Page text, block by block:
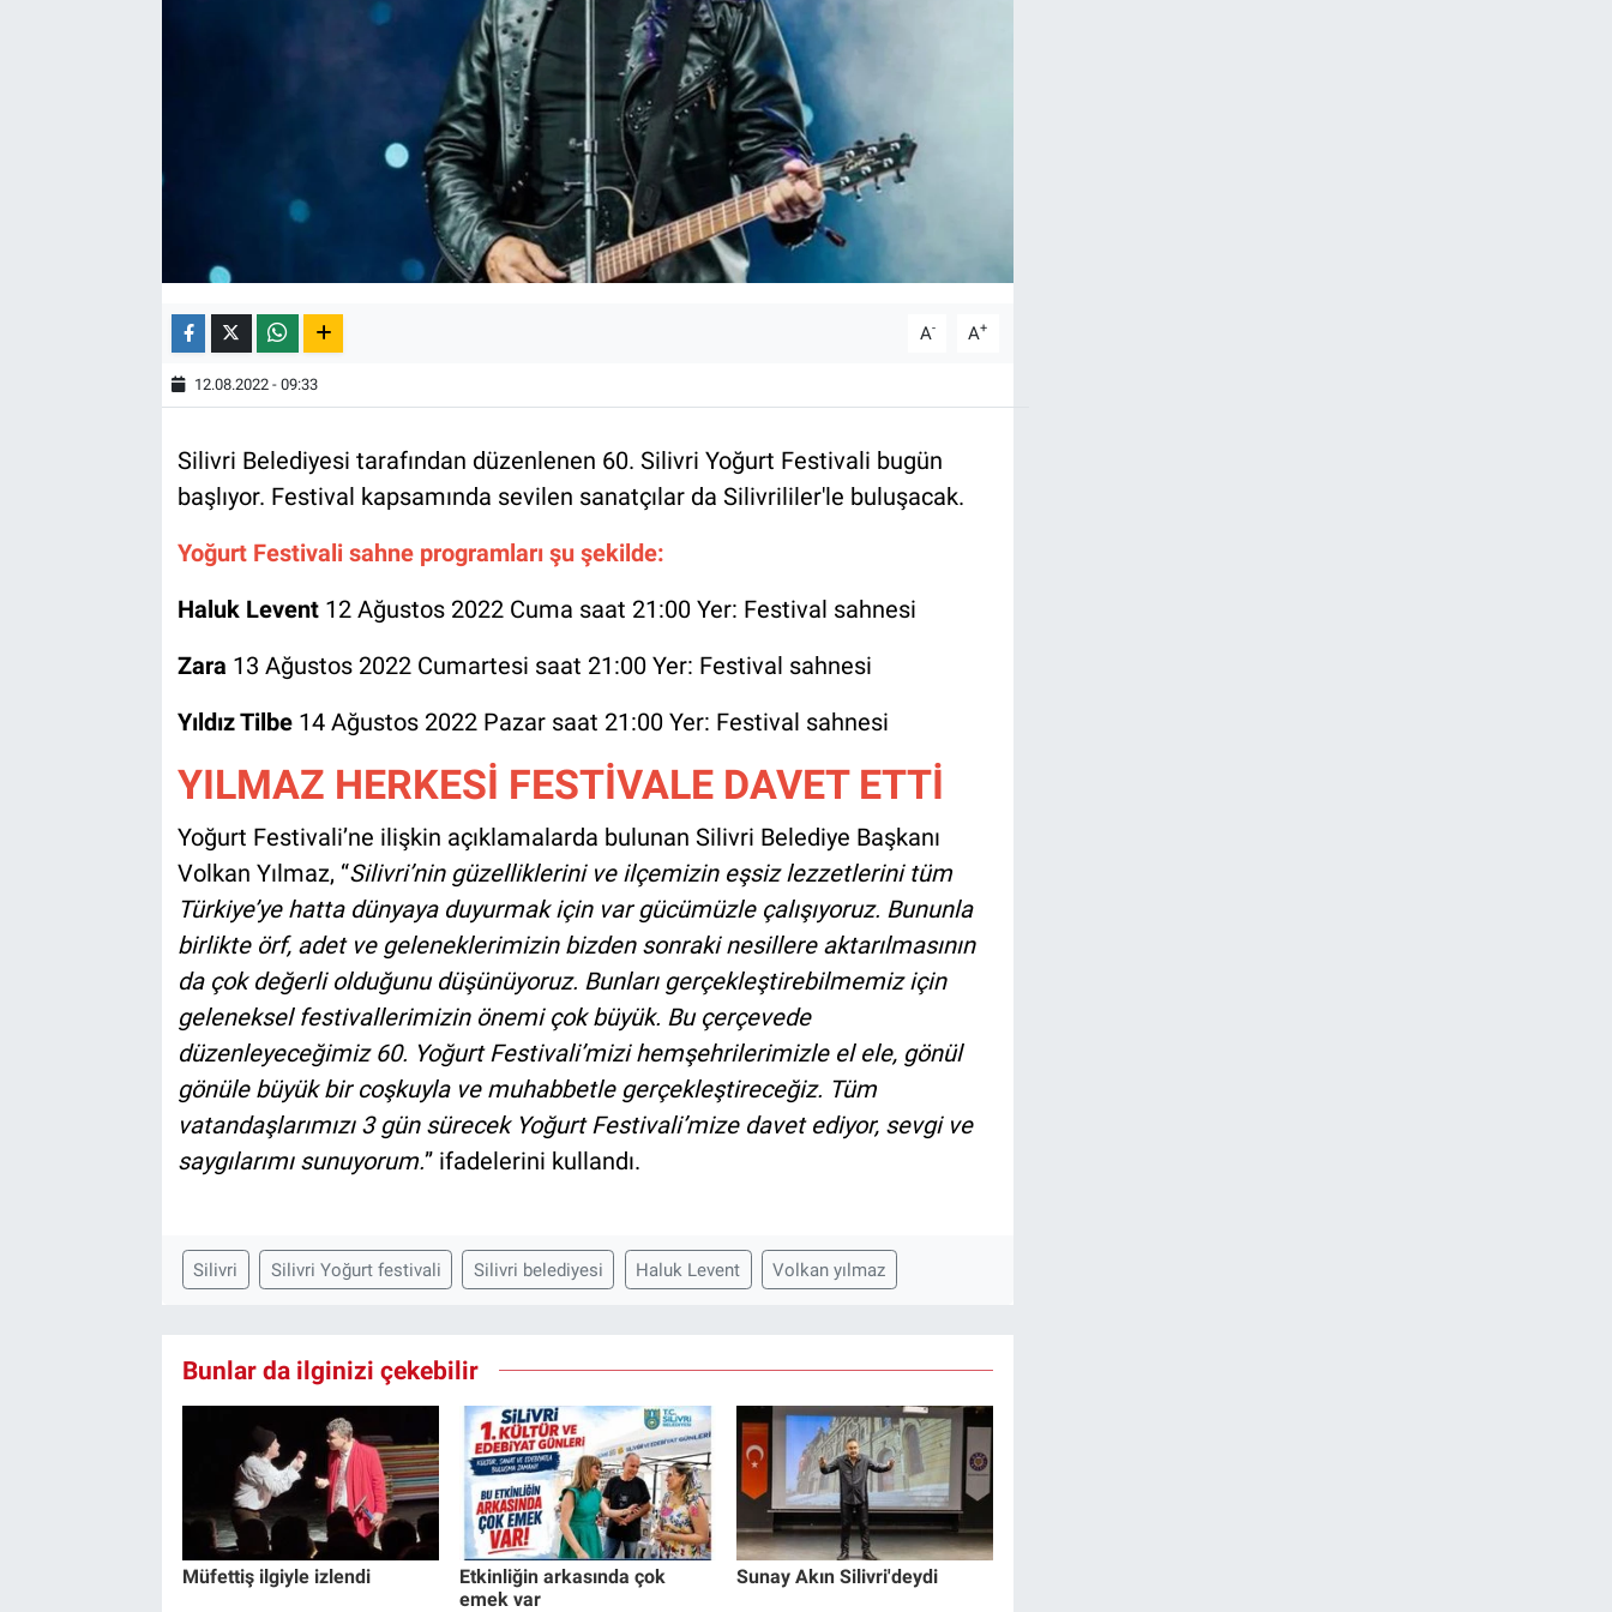
A- A+
12.08.2022 - 09:33
Silivri Belediyesi tarafından düzenlenen 60. Silivri Yoğurt Festivali bugün
başlıyor. Festival kapsamında sevilen sanatçılar da Silivrililer'le buluşacak.
Yoğurt Festivali sahne programları şu şekilde:
Haluk Levent12 Ağustos 2022 Cuma saat 21:00 Yer: Festival sahnesi
Zara 13 Ağustos 2022 Cumartesi saat 21:00 Yer: Festival sahnesi
Yıldız Tilbe 14 Ağustos 2022 Pazar saat 21:00 Yer: Festival sahnesi
YILMAZ HERKESİ FESTİVALE DAVET ETTİ
Yoğurt Festivali’ne ilişkin açıklamalarda bulunan Silivri Belediye Başkanı
Volkan Yılmaz, “Silivri’nin güzelliklerini ve ilçemizin eşsiz lezzetlerini tüm
Türkiye’ye hatta dünyaya duyurmak için var gücümüzle çalışıyoruz. Bununla
birlikte örf, adet ve geleneklerimizin bizden sonraki nesillere aktarılmasının
da çok değerli olduğunu düşünüyoruz. Bunları gerçekleştirebilmemiz için
geleneksel festivallerimizin önemi çok büyük. Bu çerçevede
düzenleyeceğimiz 60. Yoğurt Festivali’mizi hemşehrilerimizle el ele, gönül
gönüle büyük bir coşkuyla ve muhabbetle gerçekleştireceğiz. Tüm
vatandaşlarımızı 3 gün sürecek Yoğurt Festivali’mize davet ediyor, sevgi ve
saygılarımı sunuyorum.” ifadelerini kullandı.
Silivri Silivri Yoğurt festivali Silivri belediyesi Haluk Levent Volkan yılmaz
Bunlar da ilginizi çekebilir
Müfettiş ilgiyle izlendi
Etkinliğin arkasında çok
emek var
Sunay Akın Silivri'deydi